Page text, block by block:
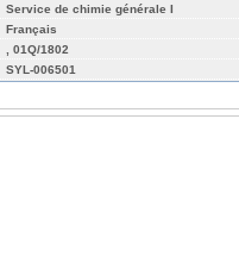
Service de chimie générale I
Français
, 01Q/1802
SYL-006501